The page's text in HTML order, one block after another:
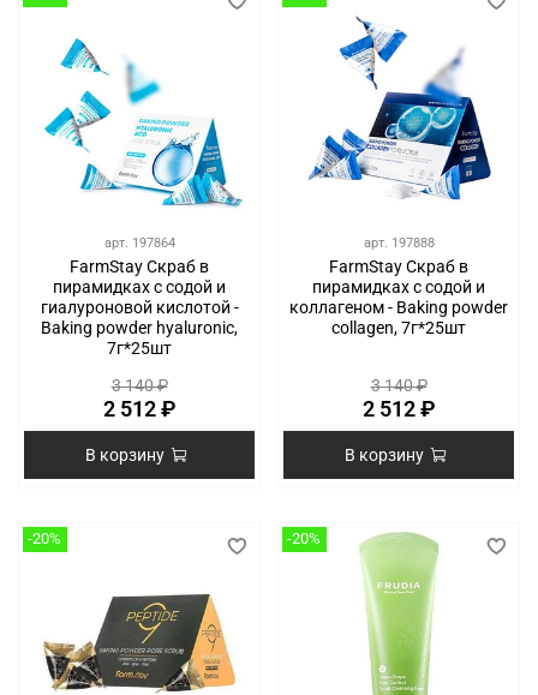
арт. 197864
FarmStay Скраб в
пирамидках с содой и
гиалуроновой кислотой -
Baking powder hyaluronic,
7г*25шт
3 140 ₽
2 512 ₽
В корзину
арт. 197888
FarmStay Скраб в
пирамидках с содой и
коллагеном - Baking powder
collagen, 7г*25шт
3 140 ₽
2 512 ₽
В корзину
-20% -20%